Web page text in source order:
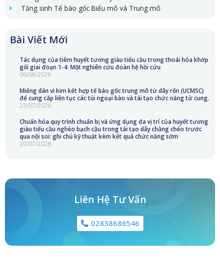
Tăng sinh Tế bào gốc Biểu mô và Trung mô
Bài Viết Mới
Tác dụng của tiêm huyết tương giàu tiểu cầu trong thoái hóa khớp
gối giai đoạn 1-4: Một nghiên cứu đoàn hệ hồi cứu
06/08/2026
Miếng dán vi kim kết hợp tế bào gốc trung mô từ dây rốn (UCMSC)
để cung cấp liên tục các túi ngoại bào và tái tạo chức năng tử cung.
23/07/2026
Chuẩn hóa quy trình chuẩn bị và ứng dụng đa vị trí của huyết tương
giàu tiểu cầu nghèo bạch cầu trong tái tạo dây chằng chéo trước
qua nội soi: ghi chú kỹ thuật kèm kết quả chức năng sớm
20/07/2026
Liên Hệ Tư Vấn
02838686546